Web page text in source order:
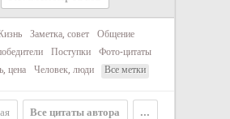
Заметка, совет
Общение
Поступки
Фото-цитаты
цена
Человек, люди Все метки
Все цитаты автора ...